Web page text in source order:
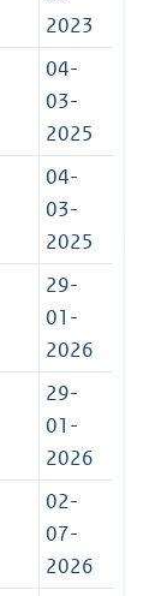
2023
04-
03-
2025
04-
03-
2025
29-
01-
2026
29-
01-
2026
02-
07-
2026